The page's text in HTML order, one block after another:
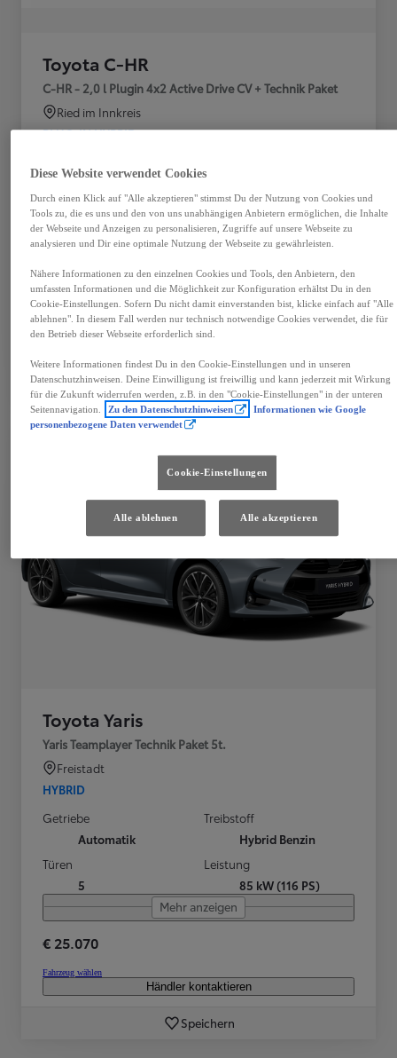
Toyota C-HR
C-HR - 2,0 l Plugin 4x2 Active Drive CV + Technik Paket
Ried im Innkreis
PLUG-IN HYBRID
Automatik
Benzin
Türen
5
Leistung
164 kW (223 PS)
Mehr anzeigen
€ 39.990
Fahrzeug wählen
Speichern
Toyota Yaris
Yaris Teamplayer Technik Paket 5t.
Freistadt
HYBRID
Getriebe
Automatik
Treibstoff
Hybrid Benzin
Türen
5
Leistung
85 kW (116 PS)
Mehr anzeigen
€ 25.070
Fahrzeug wählen
Händler kontaktieren
Speichern
Diese Website verwendet Cookies
Durch einen Klick auf "Alle akzeptieren" stimmst Du der Nutzung von Cookies und
Tools zu, die es uns und den von uns unabhängigen Anbietern ermöglichen, die Inhalte
der Webseite und Anzeigen zu personalisieren, Zugriffe auf unsere Webseite zu
analysieren und Dir eine optimale Nutzung der Webseite zu gewährleisten.
Nähere Informationen zu den einzelnen Cookies und Tools, den Anbietern, den
umfassten Informationen und die Möglichkeit zur Konfiguration erhältst Du in den
Cookie-Einstellungen. Sofern Du nicht damit einverstanden bist, klicke einfach auf "Alle
ablehnen". In diesem Fall werden nur technisch notwendige Cookies verwendet, die für
den Betrieb dieser Webseite erforderlich sind.
Weitere Informationen findest Du in den Cookie-Einstellungen und in unseren
Datenschutzhinweisen. Deine Einwilligung ist freiwillig und kann jederzeit mit Wirkung
für die Zukunft widerrufen werden, z.B. in den "Cookie-Einstellungen" in der unteren
Seitennavigation.
Zu den Datenschutzhinweisen
Informationen wie Google
personenbezogene Daten verwendet
Cookie-Einstellungen
Alle ablehnen Alle akzeptieren